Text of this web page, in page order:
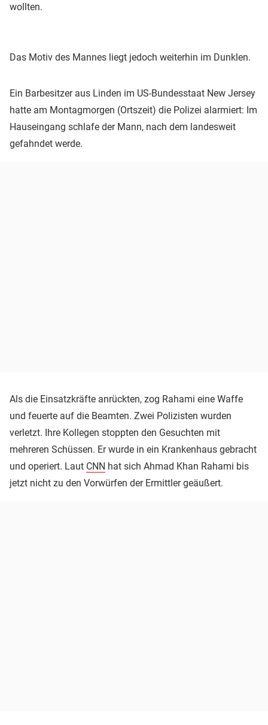
wollten.
Das Motiv des Mannes liegt jedoch weiterhin im Dunklen.
Ein Barbesitzer aus Linden im US-Bundesstaat New Jersey
hatte am Montagmorgen (Ortszeit) die Polizei alarmiert: Im
Hauseingang schlafe der Mann, nach dem landesweit
gefahndet werde.
Als die Einsatzkräfte anrückten, zog Rahami eine Waffe
und feuerte auf die Beamten. Zwei Polizisten wurden
verletzt. Ihre Kollegen stoppten den Gesuchten mit
mehreren Schüssen. Er wurde in ein Krankenhaus gebracht
und operiert. Laut CNN hat sich Ahmad Khan Rahami bis
jetzt nicht zu den Vorwürfen der Ermittler geäußert.